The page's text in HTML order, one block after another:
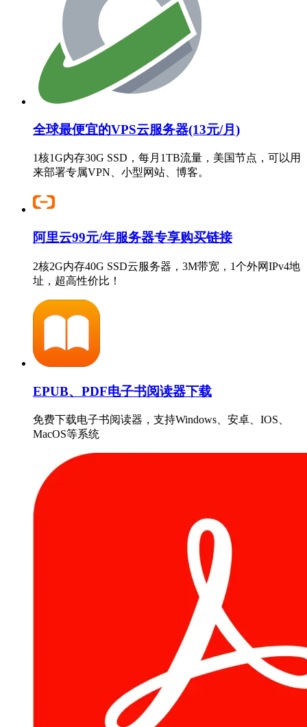
全球最便宜的VPS云服务器(13元/月)
1核1G内存30G SSD，每月1TB流量，美国节点，可以用
来部署专属VPN、小型网站、博客。
阿里云99元/年服务器专享购买链接
2核2G内存40G SSD云服务器，3M带宽，1个外网IPv4地
址，超高性价比！
EPUB、PDF电子书阅读器下载
免费下载电子书阅读器，支持Windows、安卓、IOS、
MacOS等系统